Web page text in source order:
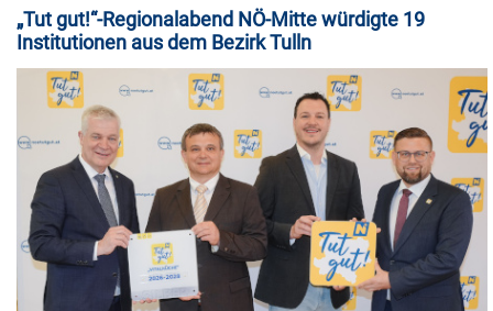
„Tut gut!“-Regionalabend NÖ-Mitte würdigte 19
Institutionen aus dem Bezirk Tulln